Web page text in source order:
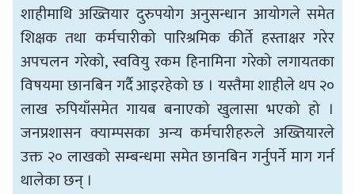
शाहीमाथि अख्तियार दुरुपयोग अनुसन्धान आयोगले समेत
शिक्षक तथा कर्मचारीको पारिश्रमिक कीर्ते हस्ताक्षर गरेर
अपचलन गरेको, स्ववियु रकम हिनामिना गरेको लगायतका
विषयमा छानबिन गर्दै आइरहेको छ । यस्तैमा शाहीले थप २०
लाख रुपियाँसमेत गायब बनाएको खुलासा भएको हो ।
जनप्रशासन क्याम्पसका अन्य कर्मचारीहरुले अख्तियारले
उक्त २० लाखको सम्बन्धमा समेत छानबिन गर्नुपर्ने माग गर्न
थालेका छन् ।